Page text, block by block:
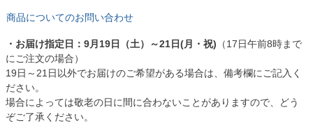
商品についてのお問い合わせ
・お届け指定日：9月19日（土）～21日(月・祝) （17日午前8時まで
にご注文の場合）
19日～21日以外でお届けのご希望がある場合は、備考欄にご記入く
ださい。
場合によっては敬老の日に間に合わないことがありますので、どう
ぞご了承ください。